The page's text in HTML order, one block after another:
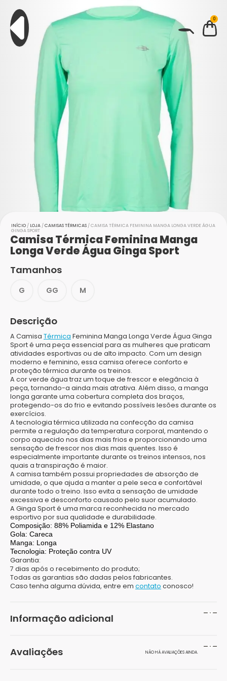
0
BUSCAR
INÍCIO / LOJA /CAMISAS TÉRMICAS / CAMISA TÉRMICA FEMININA MANGA LONGA VERDE ÁGUA
GINGA SPORT
Camisa Térmica Feminina Manga
Longa Verde Água Ginga Sport
Tamanhos
G GG M
Descrição
A Camisa Térmica Feminina Manga Longa Verde Água Ginga
Sport é uma peça essencial para as mulheres que praticam
atividades esportivas ou de alto impacto. Com um design
moderno e feminino, essa camisa oferece conforto e
proteção térmica durante os treinos.
A cor verde água traz um toque de frescor e elegância à
peça, tornando-a ainda mais atrativa. Além disso, a manga
longa garante uma cobertura completa dos braços,
protegendo-os do frio e evitando possíveis lesões durante os
exercícios.
A tecnologia térmica utilizada na confecção da camisa
permite a regulação da temperatura corporal, mantendo o
corpo aquecido nos dias mais frios e proporcionando uma
sensação de frescor nos dias mais quentes. Isso é
especialmente importante durante os treinos intensos, nos
quais a transpiração é maior.
A camisa também possui propriedades de absorção de
umidade, o que ajuda a manter a pele seca e confortável
durante todo o treino. Isso evita a sensação de umidade
excessiva e desconforto causado pelo suor acumulado.
A Ginga Sport é uma marca reconhecida no mercado
esportivo por sua qualidade e durabilidade.
Composição: 88% Poliamida e 12% Elastano
Gola: Careca
Manga: Longa
Tecnologia: Proteção contra UV
Garantia:
7 dias após o recebimento do produto;
Todas as garantias são dadas pelos fabricantes.
Caso tenha alguma dúvida, entre em contato conosco!
Informação adicional
Avaliações NÃO HÁ AVALIAÇÕES AINDA.